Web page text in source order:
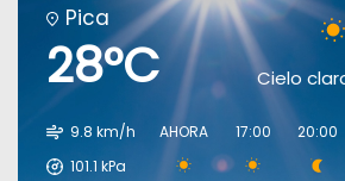
Pica
28°C Cielo
9.8 km/h
101.1 kPa
AHORA 17:00 20:00